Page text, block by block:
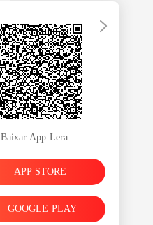
Baixar App Lera
APP STORE
GOOGLE PLAY